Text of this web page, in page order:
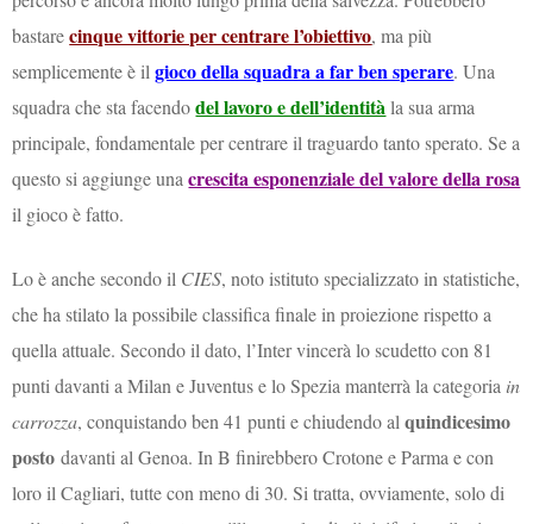
bastarecinque vittorie per centrare l’obiettivo, ma più
semplicemente è ilgioco della squadra a far ben sperare. Una
squadra che sta facendodel lavoro e dell’identitàla sua arma
principale, fondamentale per centrare il traguardo tanto sperato. Se a
questo si aggiunge unacrescita esponenziale del valore della rosa
il gioco è fatto.
Lo è anche secondo il CIES, noto istituto specializzato in statistiche,
che ha stilato la possibile classifica finale in proiezione rispetto a
quella attuale. Secondo il dato, l’Inter vincerà lo scudetto con 81
punti davanti a Milan e Juventus e lo Spezia manterrà la categoria in
carrozza, conquistando ben 41 punti e chiudendo alquindicesimo
postodavanti al Genoa. In B finirebbero Crotone e Parma e con
loro il Cagliari, tutte con meno di 30. Si tratta, ovviamente, solo di